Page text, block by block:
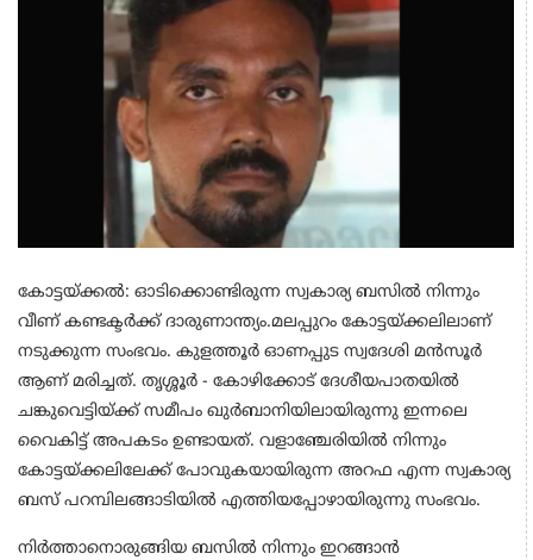
കോട്ടയ്ക്കൽ: ഓടിക്കൊണ്ടിരുന്ന സ്വകാര്യ ബസിൽ നിന്നും
വീണ് കണ്ടക്ടർക്ക് ദാരുണാന്ത്യം.മലപ്പുറം കോട്ടയ്ക്കലിലാണ്
നടുക്കുന്ന സംഭവം. കുളത്തൂർ ഓണപ്പുട സ്വദേശി മൻസൂർ
ആണ് മരിച്ചത്. തൃശ്ശൂർ - കോഴിക്കോട് ദേശീയപാതയിൽ
ചങ്കുവെട്ടിയ്ക്ക് സമീപം ഖുർബാനിയിലായിരുന്നു ഇന്നലെ
വൈകിട്ട് അപകടം ഉണ്ടായത്. വളാഞ്ചേരിയിൽ നിന്നും
കോട്ടയ്ക്കലിലേക്ക് പോവുകയായിരുന്ന അറഫ എന്ന സ്വകാര്യ
ബസ് പറമ്പിലങ്ങാടിയിൽ എത്തിയപ്പോഴായിരുന്നു സംഭവം.
നിർത്താനൊരുങ്ങിയ ബസിൽ നിന്നും ഇറങ്ങാൻ